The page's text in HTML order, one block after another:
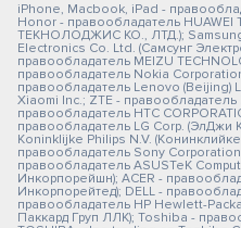
iPhone, Macbook, iPad -
Honor - правообладатель HUAWEI
ТЕКНОЛОДЖИС КО., ЛТД.);
Electronics Co. Ltd. (Самсунг
правообладатель MEIZU
правообладатель Nokia
правообладатель Lenovo (Beijing)
Xiaomi Inc.; ZTE -
правообладатель HTC
правообладатель LG Corp. (ЭлДжи
Koninklijke Philips N.V.
правообладатель Sony
правообладатель ASUSTeK
Инкорпорейшн); ACER -
Инкорпорейтед); DELL -
правообладатель HP Hewlett-
Паккард Груп ЛЛК); Toshiba -